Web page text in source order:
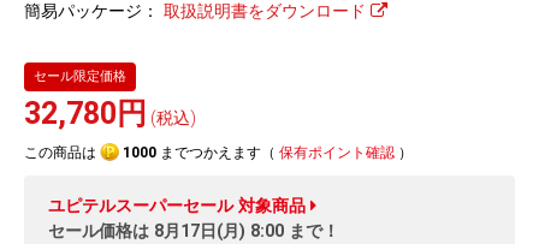
簡易パッケージ： 取扱説明書をダウンロード
セール限定価格
32,780円 (税込)
この商品は 1000 までつかえます（ 保有ポイント確認 ）
ユピテルスーパーセール対象商品
セール価格は 8月17日(月) 8:00 まで！